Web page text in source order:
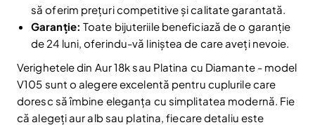
să oferim prețuri competitive și calitate garantată.
Garanție: Toate bijuteriile beneficiază de o garanție
de 24 luni, oferindu-vă liniștea de care aveți nevoie.
Verighetele din Aur 18k sau Platina cu Diamante - model
V105 sunt o alegere excelentă pentru cuplurile care
doresc să îmbine eleganța cu simplitatea modernă. Fie
că alegeți aur alb sau platina, fiecare detaliu este